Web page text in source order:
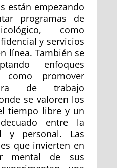
están empezando
programas de
como
y servicios
línea. También se
enfoques
como promover
de trabajo
se valoren los
tiempo libre y un
entre la
y personal. Las
que invierten en
mental de sus